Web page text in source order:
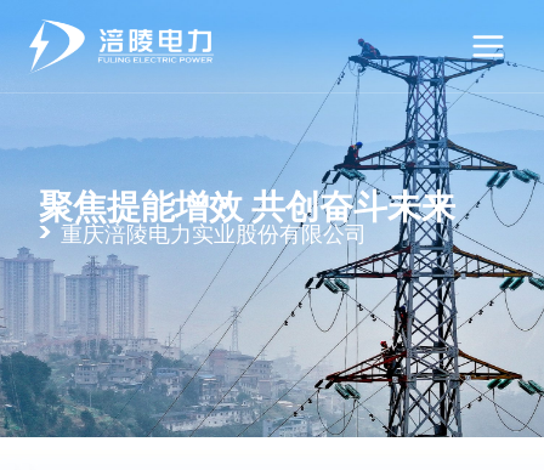
Menu
聚焦提能增效 共创奋斗未来
重庆涪陵电力实业股份有限公司